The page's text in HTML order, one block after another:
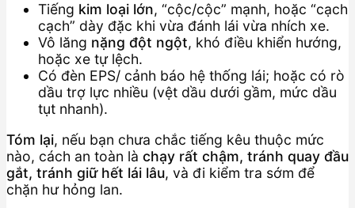
Tiếng kim loại lớn, “cộc/cộc” mạnh, hoặc “cạch
cạch” dày đặc khi vừa đánh lái vừa nhích xe.
Vô lăng nặng đột ngột, khó điều khiển hướng,
hoặc xe tự lệch.
Có đèn EPS/ cảnh báo hệ thống lái; hoặc có rò
dầu trợ lực nhiều (vệt dầu dưới gầm, mức dầu
tụt nhanh).
Tóm lại, nếu bạn chưa chắc tiếng kêu thuộc mức
nào, cách an toàn là chạy rất chậm, tránh quay đầu
gắt, tránh giữ hết lái lâu, và đi kiểm tra sớm để
chặn hư hỏng lan.